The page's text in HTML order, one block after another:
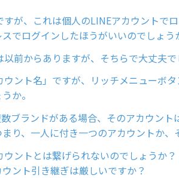
が、これは個人のLINEアカウントで
でログインしたほうがいいのでしょう
前からありますが、そちらで大丈夫で
ウント名」ですが、リッチメニューボ
か。
ブランドがある場合、そのアカウン
り、一人に付き一つのアカウントか、
ントとは繋げられないのでしょうか
ント引き継ぎは厳しいですか？